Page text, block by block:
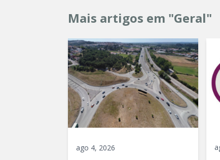
Mais artigos em "Geral"
ago 4, 2026